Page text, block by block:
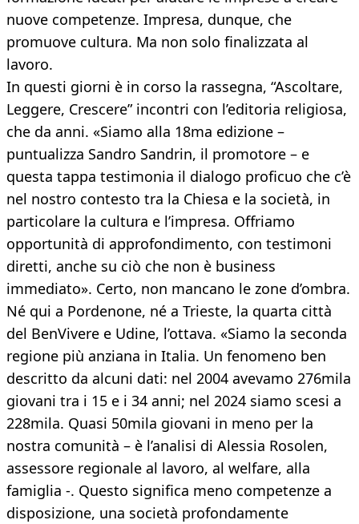
nuove competenze. Impresa, dunque, che
promuove cultura. Ma non solo finalizzata al
lavoro.
In questi giorni è in corso la rassegna, “Ascoltare,
Leggere, Crescere” incontri con l’editoria religiosa,
che da anni. «Siamo alla 18ma edizione –
puntualizza Sandro Sandrin, il promotore – e
questa tappa testimonia il dialogo proficuo che c’è
nel nostro contesto tra la Chiesa e la società, in
particolare la cultura e l’impresa. Offriamo
opportunità di approfondimento, con testimoni
diretti, anche su ciò che non è business
immediato». Certo, non mancano le zone d’ombra.
Né qui a Pordenone, né a Trieste, la quarta città
del BenVivere e Udine, l’ottava. «Siamo la seconda
regione più anziana in Italia. Un fenomeno ben
descritto da alcuni dati: nel 2004 avevamo 276mila
giovani tra i 15 e i 34 anni; nel 2024 siamo scesi a
228mila. Quasi 50mila giovani in meno per la
nostra comunità – è l’analisi di Alessia Rosolen,
assessore regionale al lavoro, al welfare, alla
famiglia -. Questo significa meno competenze a
disposizione, una società profondamente